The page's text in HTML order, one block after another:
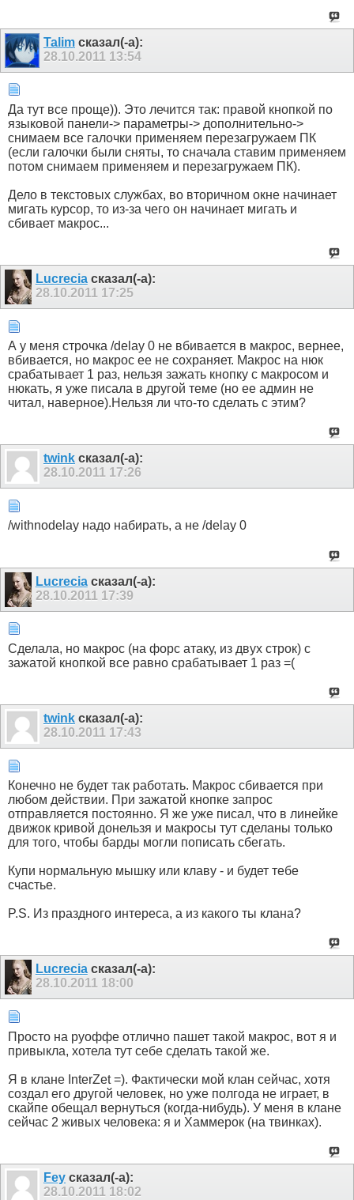
Talim сказал(-а):
28.10.2011 13:54
Да тут все проще)). Это лечится так: правой кнопкой по
языковой панели-> параметры-> дополнительно->
снимаем все галочки применяем перезагружаем ПК
(если галочки были сняты, то сначала ставим применяем
потом снимаем применяем и перезагружаем ПК).
Дело в текстовых службах, во вторичном окне начинает
мигать курсор, то из-за чего он начинает мигать и
сбивает макрос...
Lucreciaсказал(-а):
28.10.2011 17:25
А у меня строчка /delay 0 не вбивается в макрос, вернее,
вбивается, но макрос ее не сохраняет. Макрос на нюк
срабатывает 1 раз, нельзя зажать кнопку с макросом и
нюкать, я уже писала в другой теме (но ее админ не
читал, наверное).Нельзя ли что-то сделать с этим?
twink сказал(-а):
28.10.2011 17:26
/withnodelay надо набирать, а не /delay 0
Lucreciaсказал(-а):
28.10.2011 17:39
Сделала, но макрос (на форс атаку, из двух строк) с
зажатой кнопкой все равно срабатывает 1 раз =(
twink сказал(-а):
28.10.2011 17:43
Конечно не будет так работать. Макрос сбивается при
любом действии. При зажатой кнопке запрос
отправляется постоянно. Я же уже писал, что в линейке
движок кривой донельзя и макросы тут сделаны только
для того, чтобы барды могли пописать сбегать.
Купи нормальную мышку или клаву - и будет тебе
счастье.
P.S. Из праздного интереса, а из какого ты клана?
Lucreciaсказал(-а):
28.10.2011 18:00
Просто на руоффе отлично пашет такой макрос, вот я и
привыкла, хотела тут себе сделать такой же.
Я в клане InterZet =). Фактически мой клан сейчас, хотя
создал его другой человек, но уже полгода не играет, в
скайпе обещал вернуться (когда-нибудь). У меня в клане
сейчас 2 живых человека: я и Хаммерок (на твинках).
Fey сказал(-а):
28.10.2011 18:02